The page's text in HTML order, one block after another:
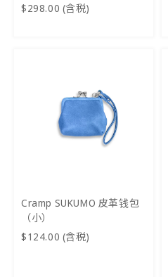
$298.00 (含税)
Cramp SUKUMO 皮革钱包
（小）
$124.00 (含税)